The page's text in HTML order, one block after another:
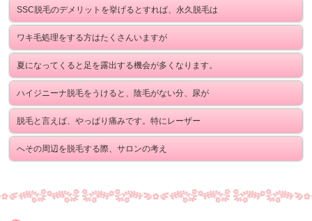
SSC脱毛のデメリットを挙げるとすれば、永久脱毛は
ワキ毛処理をする方はたくさんいますが
夏になってくると足を露出する機会が多くなります。
ハイジニーナ脱毛をうけると、陰毛がない分、尿が
脱毛と言えば、やっぱり痛みです。特にレーザー
へその周辺を脱毛する際、サロンの考え